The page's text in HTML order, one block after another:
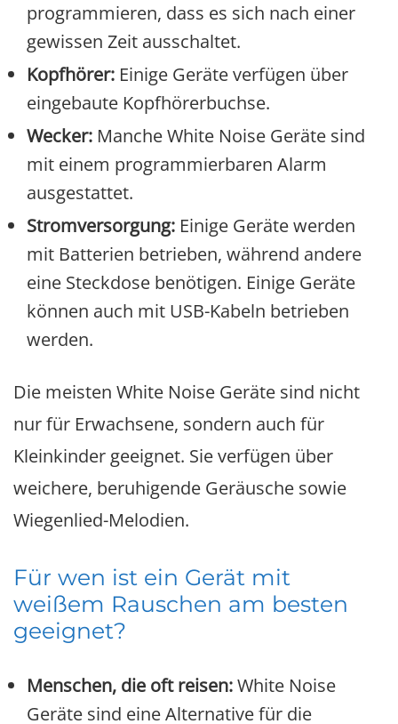
programmieren, dass es sich nach einer
gewissen Zeit ausschaltet.
Kopfhörer: Einige Geräte verfügen über
eingebaute Kopfhörerbuchse.
Wecker: Manche White Noise Geräte sind
mit einem programmierbaren Alarm
ausgestattet.
Stromversorgung: Einige Geräte werden
mit Batterien betrieben, während andere
eine Steckdose benötigen. Einige Geräte
können auch mit USB-Kabeln betrieben
werden.
Die meisten White Noise Geräte sind nicht
nur für Erwachsene, sondern auch für
Kleinkinder geeignet. Sie verfügen über
weichere, beruhigende Geräusche sowie
Wiegenlied-Melodien.
Für wen ist ein Gerät mit
weißem Rauschen am besten
geeignet?
Menschen, die oft reisen:White Noise
Geräte sind eine Alternative für die